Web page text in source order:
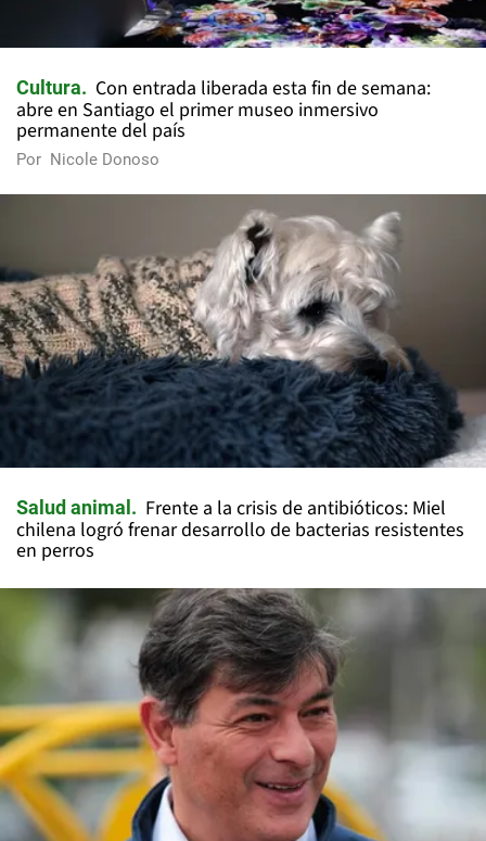
Cultura
Con entrada liberada esta fin de semana:
abre en Santiago el primer museo inmersivo
permanente del país
Por Nicole Donoso
Salud animal
Frente a la crisis de antibióticos: Miel
chilena logró frenar desarrollo de bacterias resistentes
en perros